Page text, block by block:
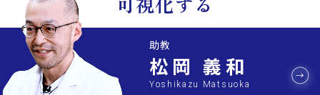
助教
松岡 義和
Yoshikazu Matsuoka